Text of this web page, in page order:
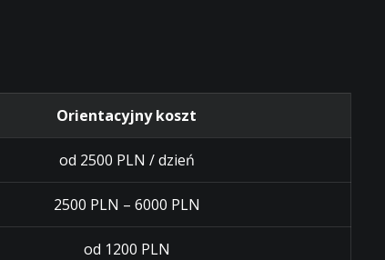
Orientacyjny koszt
od 2500 PLN / dzień
2500 PLN – 6000 PLN
od 1200 PLN